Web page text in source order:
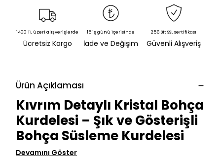
1400 TL üzeri alışverişlerde
Ücretsiz Kargo
15 iş günü içerisinde
İade ve Değişim
256 Bit SSL sertifikası
Güvenli Alışveriş
Ürün Açıklaması
Kıvrım Detaylı Kristal Bohça
Kurdelesi – Şık ve Gösterişli
Bohça Süsleme Kurdelesi
Devamını Göster